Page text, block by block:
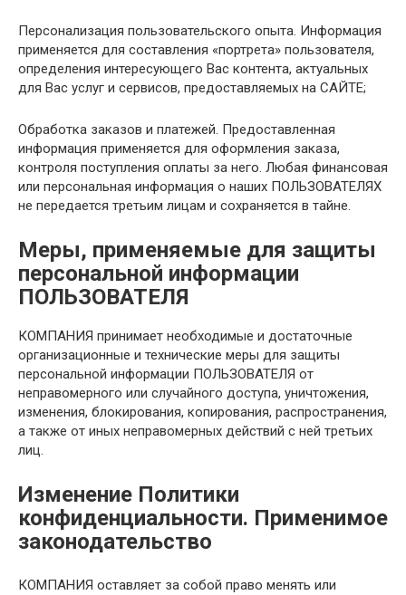
Персонализация пользовательского опыта. Информация
применяется для составления «портрета» пользователя,
определения интересующего Вас контента, актуальных
для Вас услуг и сервисов, предоставляемых на САЙТЕ;
Обработка заказов и платежей. Предоставленная
информация применяется для оформления заказа,
контроля поступления оплаты за него. Любая финансовая
или персональная информация о наших ПОЛЬЗОВАТЕЛЯХ
не передается третьим лицам и сохраняется в тайне.
Меры, применяемые для защиты
персональной информации
ПОЛЬЗОВАТЕЛЯ
КОМПАНИЯ принимает необходимые и достаточные
организационные и технические меры для защиты
персональной информации ПОЛЬЗОВАТЕЛЯ от
неправомерного или случайного доступа, уничтожения,
изменения, блокирования, копирования, распространения,
а также от иных неправомерных действий с ней третьих
лиц.
Изменение Политики
конфиденциальности. Применимое
законодательство
КОМПАНИЯ оставляет за собой право менять или